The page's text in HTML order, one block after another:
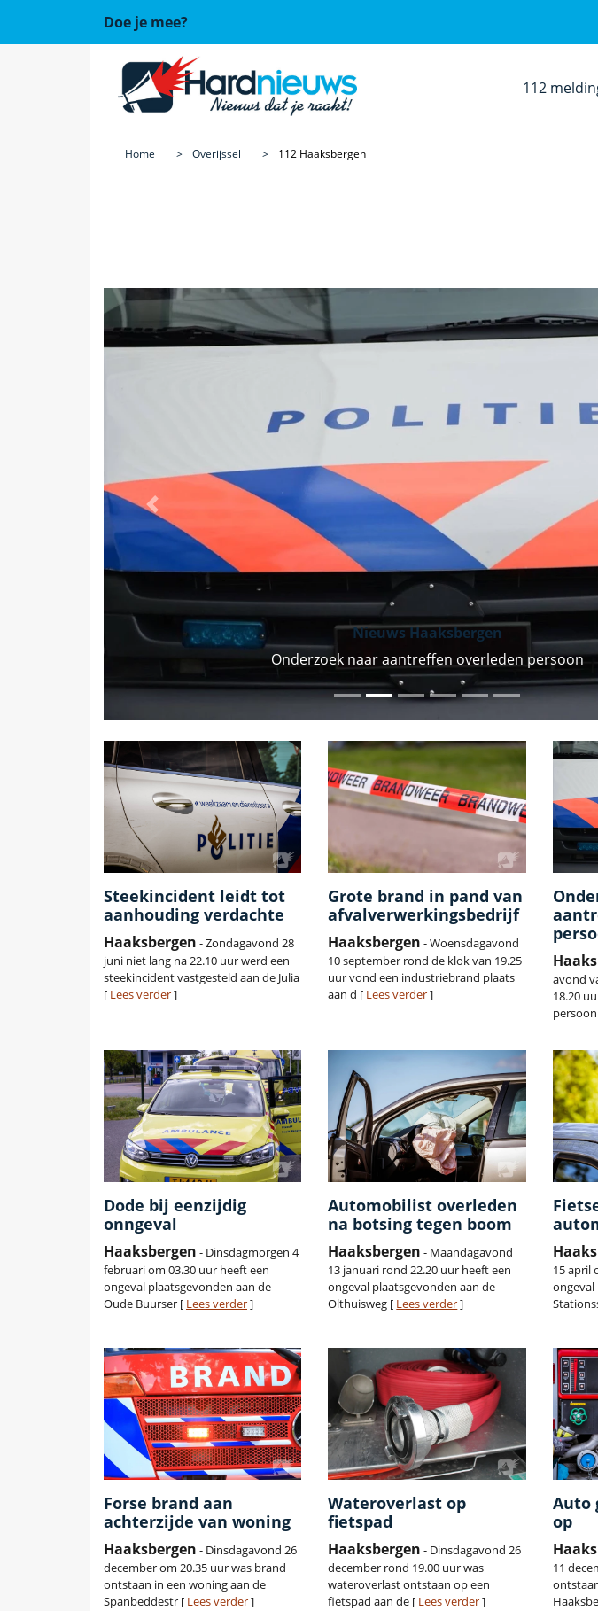
Doe je mee?
112
Home Overijssel 112 Haaksbergen
Nieuws Haaksbergen
Onderzoek naar aantreffen overleden persoon
Vorige
Steekincident leidt tot
aanhouding verdachte
Haaksbergen - Zondagavond 28
juni niet lang na 22.10 uur werd een
steekincident vastgesteld aan de Julia
[ Lees verder]
Grote brand in pand van
afvalverwerkingsbedrijf
Haaksbergen - Woensdagavond
10 september rond de klok van 19.25
uur vond een industriebrand plaats
aan d [ Lees verder]
avond
18.20
Dode bij eenzijdig
onngeval
Haaksbergen - Dinsdagmorgen 4
februari om 03.30 uur heeft een
ongeval plaatsgevonden aan de
Oude Buurser [ Lees verder]
Automobilist overleden
na botsing tegen boom
Haaksbergen - Maandagavond
13 januari rond 22.20 uur heeft een
ongeval plaatsgevonden aan de
Olthuisweg [ Lees verder]
15 april
ongeval
Forse brand aan
achterzijde van woning
Haaksbergen - Dinsdagavond 26
december om 20.35 uur was brand
ontstaan in een woning aan de
Spanbeddestr [ Lees verder]
Wateroverlast op
fietspad
Haaksbergen - Dinsdagavond 26
december rond 19.00 uur was
wateroverlast ontstaan op een
fietspad aan de [ Lees verder]
Auto
op
11